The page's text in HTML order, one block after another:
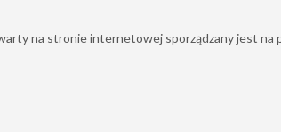
na stronie internetowej sporządzany jest na